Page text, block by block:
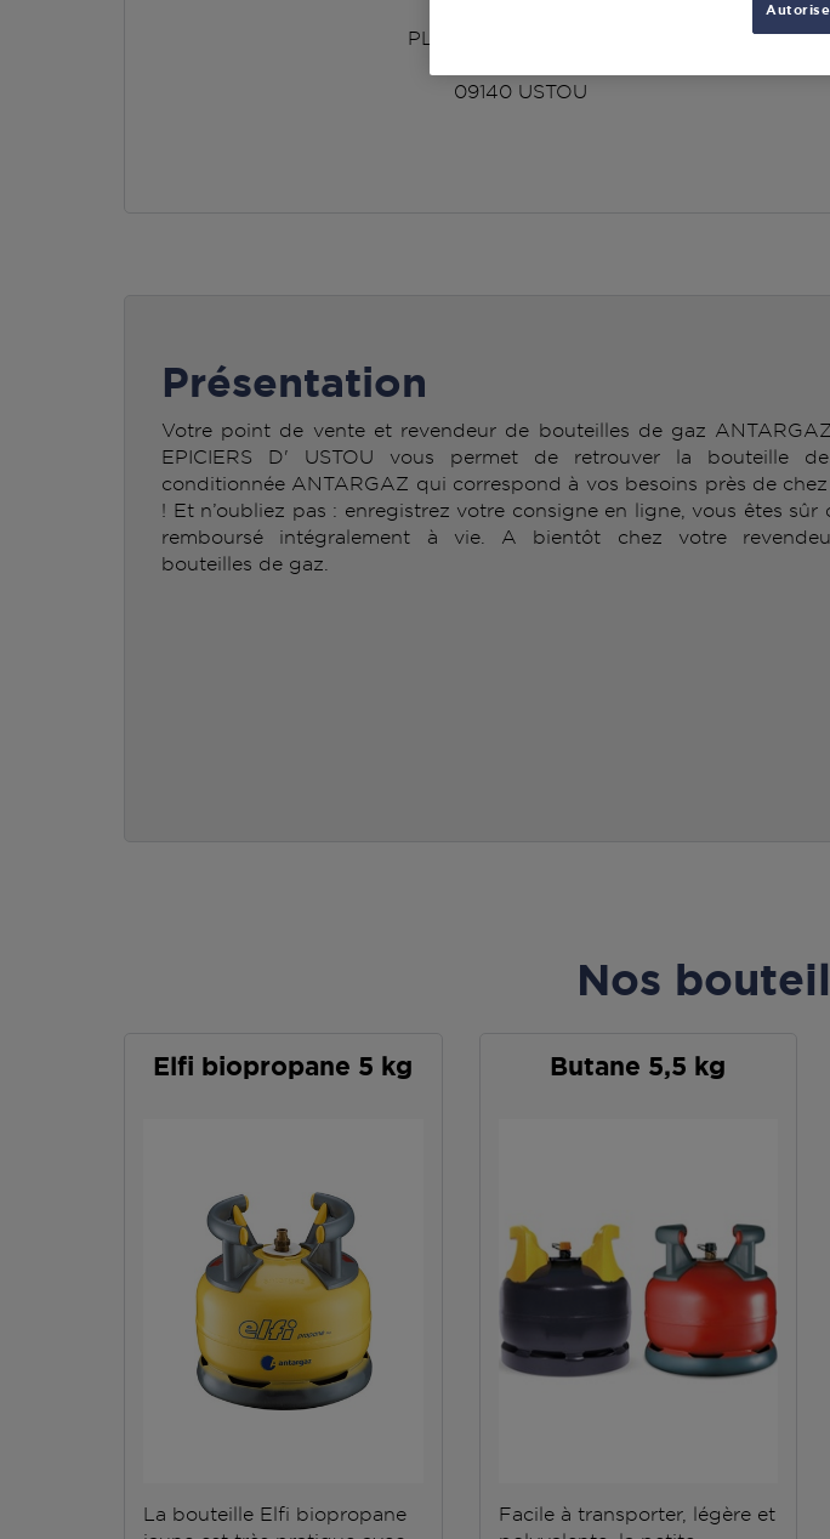
PLACE DU MARTERAT
09140 USTOU
Présentation
Votre point de vente et revendeur de bouteilles de gaz
EPICIERS D' USTOU vous permet de retrouver la bouteille
conditionnée ANTARGAZ qui correspond à vos besoins près de
! Et n’oubliez pas : enregistrez votre consigne en ligne, vous êtes sûr
remboursé intégralement à vie. A bientôt chez votre
bouteilles de gaz.
Nos
Elfi biopropane 5 kg
La bouteille Elfi biopropane
Butane 5,5 kg
Facile à transporter, légère et